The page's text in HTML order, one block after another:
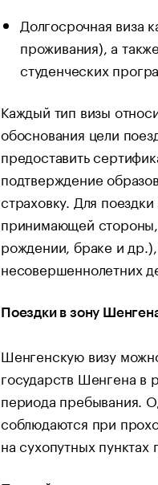
Долгосрочная виза
проживания), а
студенческих
Каждый тип визы
обоснования цели
предоставить
подтверждение
страховку. Для
принимающей стороны,
рождении, браке и
несовершеннолетних
Поездки в зону
Шенгенскую визу
государств Шенгена в
периода пребывания.
соблюдаются при
на сухопутных пунктах